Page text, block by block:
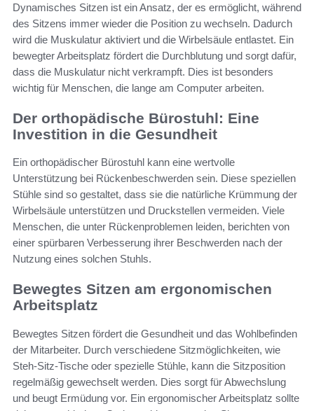
Dynamisches Sitzen ist ein Ansatz, der es ermöglicht, während
des Sitzens immer wieder die Position zu wechseln. Dadurch
wird die Muskulatur aktiviert und die Wirbelsäule entlastet. Ein
bewegter Arbeitsplatz fördert die Durchblutung und sorgt dafür,
dass die Muskulatur nicht verkrampft. Dies ist besonders
wichtig für Menschen, die lange am Computer arbeiten.
Der orthopädische Bürostuhl: Eine
Investition in die Gesundheit
Ein orthopädischer Bürostuhl kann eine wertvolle
Unterstützung bei Rückenbeschwerden sein. Diese speziellen
Stühle sind so gestaltet, dass sie die natürliche Krümmung der
Wirbelsäule unterstützen und Druckstellen vermeiden. Viele
Menschen, die unter Rückenproblemen leiden, berichten von
einer spürbaren Verbesserung ihrer Beschwerden nach der
Nutzung eines solchen Stuhls.
Bewegtes Sitzen am ergonomischen
Arbeitsplatz
Bewegtes Sitzen fördert die Gesundheit und das Wohlbefinden
der Mitarbeiter. Durch verschiedene Sitzmöglichkeiten, wie
Steh-Sitz-Tische oder spezielle Stühle, kann die Sitzposition
regelmäßig gewechselt werden. Dies sorgt für Abwechslung
und beugt Ermüdung vor. Ein ergonomischer Arbeitsplatz sollte